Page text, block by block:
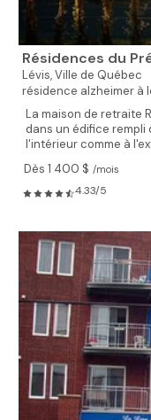
Résidences du
Lévis,Ville de Québec
résidence alzheimer à
La maison de retraite
dans un édifice rempli
l'intérieur comme à
Dès 1 400 $ /mois
4.33/5